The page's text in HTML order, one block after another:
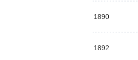
1890
1892